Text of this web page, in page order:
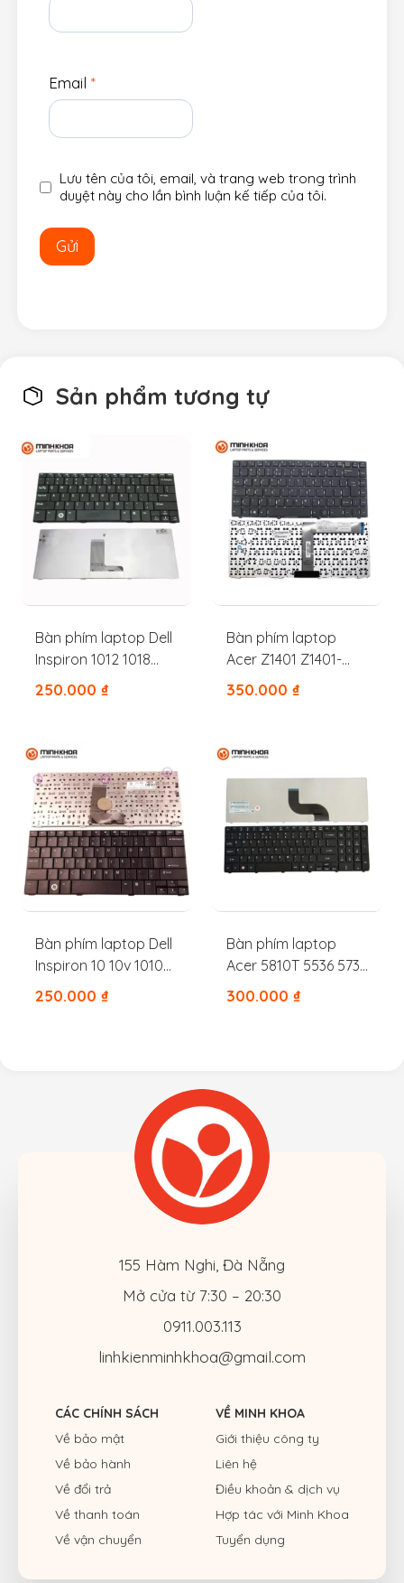
Email *
Lưu tên của tôi, email, và trang web trong trình
duyệt này cho lần bình luận kế tiếp của tôi.
Sản phẩm tương tự
Bàn phím laptop Dell
Inspiron 1012 1018
V3272
250.000 ₫
Bàn phím laptop
Acer Z1401 Z1401-
C283 Z1401-C7EK
350.000 ₫
Bàn phím laptop Dell
Inspiron 10 10v 1010
1011 PP19S
250.000 ₫
Bàn phím laptop
Acer 5810T 5536 5738
5740 5479 5742 5745G
300.000 ₫
CÁC CHÍNH SÁCH
Về bảo mật
Về bảo hành
Về đổi trả
Về thanh toán
Về vận chuyển
155 Hàm Nghi, Đà Nẵng
Mở cửa từ 7:30 – 20:30
0911.003.113
linhkienminhkhoa@gmail.com
VỀ MINH KHOA
Giới thiệu công ty
Liên hệ
Điều khoản & dịch vụ
Hợp tác với Minh Khoa
Tuyển dụng